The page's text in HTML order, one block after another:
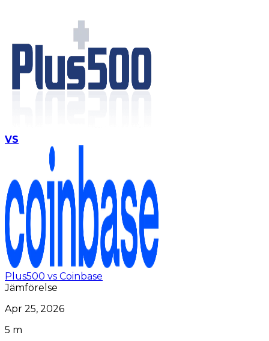
VS
Plus500 vs Coinbase
Jämförelse
Apr 25, 2026
5 m